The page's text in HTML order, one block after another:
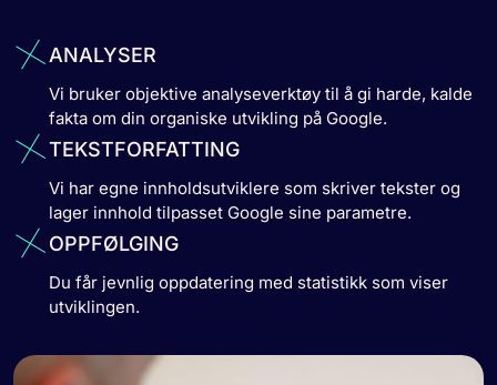
ANALYSER
Vi bruker objektive analyseverktøy til å gi harde, kalde
fakta om din organiske utvikling på Google.
TEKSTFORFATTING
Vi har egne innholdsutviklere som skriver tekster og
lager innhold tilpasset Google sine parametre.
OPPFØLGING
Du får jevnlig oppdatering med statistikk som viser
utviklingen.